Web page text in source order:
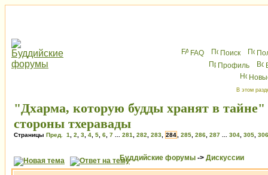
FAQ Поиск
Профиль
В этом
"Дхарма, которую будды хранят в
стороны тхеравады
Страницы Пред. 1 2 3 4 5 6 7 281 282 283 284 285 286 287 304 305 306
Буддийские форумы -> Дискуссии